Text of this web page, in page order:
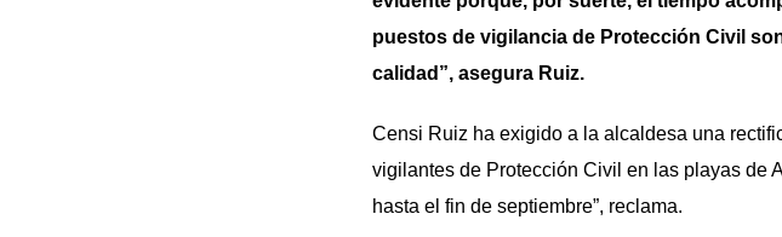
puestos de vigilancia de Protección Civil
calidad”, asegura Ruiz.
Censi Ruiz ha exigido a la alcaldesa una
vigilantes de Protección Civil en las playas de
hasta el fin de septiembre”, reclama.